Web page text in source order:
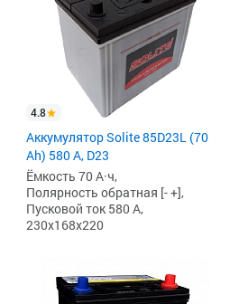
4.8
Аккумулятор Solite 85D23L (70
Ah) 580 А, D23
Ёмкость 70 А·ч,
Полярность обратная [- +],
Пусковой ток 580 А,
230x168x220